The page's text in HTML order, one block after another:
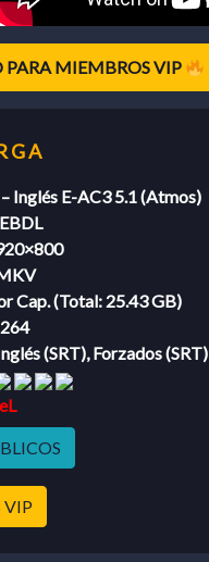
PARA MIEMBROS VIP
Inglés E-AC3 5.1 (Atmos)
Cap. (Total: 25.43 GB)
(SRT), Forzados (SRT)
VIP